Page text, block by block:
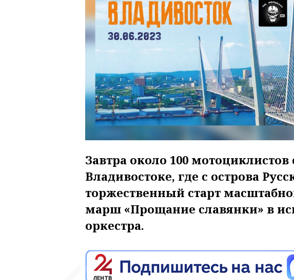
Завтра около 100 мотоциклистов
Владивостоке, где с острова
торжественный старт
марш «Прощание славянки» в
оркестра.